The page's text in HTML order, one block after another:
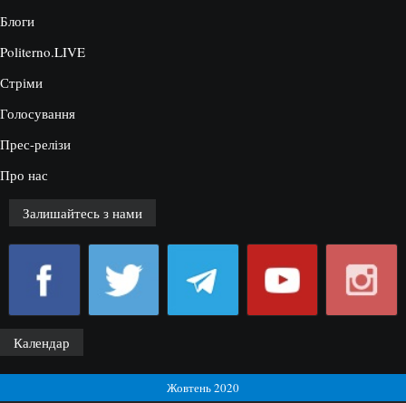
Блоги
Politerno.LIVE
Стріми
Голосування
Прес-релізи
Про нас
Залишайтесь з нами
Календар
Жовтень 2020